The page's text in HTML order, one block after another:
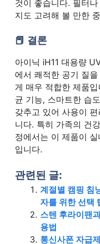
것이 좋습니다. 필터
지도 고려해 볼 만한
결론
아이닉 iH11 대용량
에서 쾌적한 공기 질
게 매우 적합한 제품
균 기능, 스마트한 습
갖추고 있어 사용이
니다. 특히 가족의 건
정에서는 이 제품이
입니다.
관련된 글:
계절별 캠핑 침
자를 위한 선택
스텐 후라이팬
용법
통신사폰 자급